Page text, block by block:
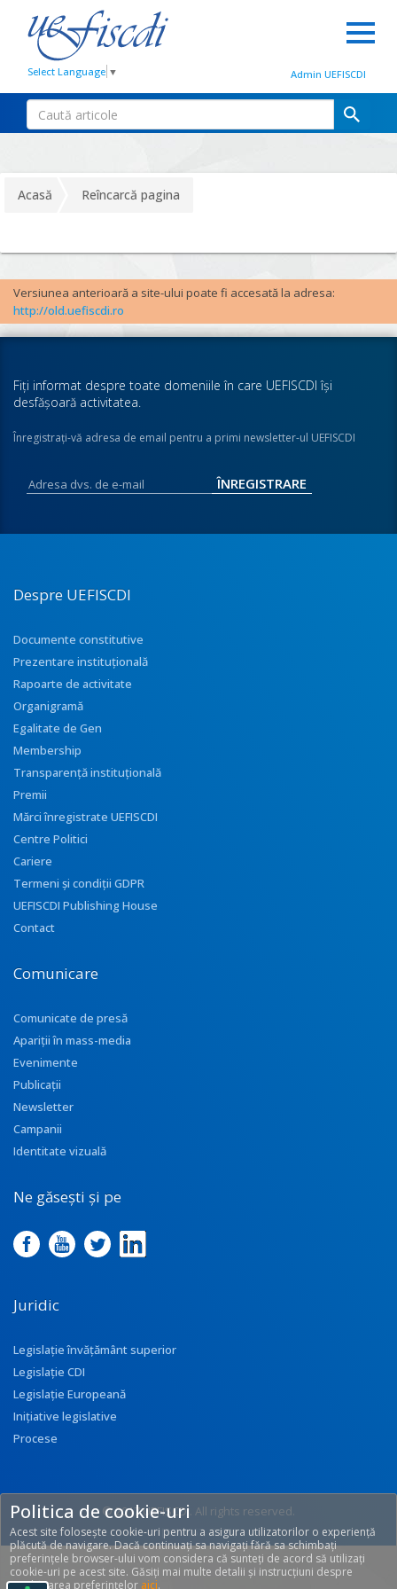
Select Language ▼ Admin UEFISCDI
Acasă Reîncarcă pagina
Versiunea anterioară a site-ului poate fi accesată la adresa:
http://old.uefiscdi.ro
Fiţi informat despre toate domeniile în care UEFISCDI îşi
desfăşoară activitatea.
Înregistraţi-vă adresa de email pentru a primi newsletter-ul UEFISCDI
Despre UEFISCDI
Documente constitutive
Prezentare instituţională
Rapoarte de activitate
Organigramă
Egalitate de Gen
Membership
Transparenţă instituţională
Premii
Mărci înregistrate UEFISCDI
Centre Politici
Cariere
Termeni și condiții GDPR
UEFISCDI Publishing House
Contact
Comunicare
Comunicate de presă
Apariţii în mass-media
Evenimente
Publicații
Newsletter
Campanii
Identitate vizuală
Ne găsești și pe
Juridic
Legislație învățământ superior
Legislație CDI
Legislație Europeană
Inițiative legislative
Procese
© 2017 UEFISCDI. All rights reserved.
[T: 0.3067, O: 92]
Politica de cookie-uri
Acest site folosește cookie-uri pentru a asigura utilizatorilor o experiență
plăcută de navigare. Dacă continuați sa navigați fără sa schimbați
preferințele browser-ului vom considera că sunteți de acord să utilizați
cookie-uri pe acest site. Găsiți mai multe detalii și instrucțiuni despre
modificarea preferințelor aici.